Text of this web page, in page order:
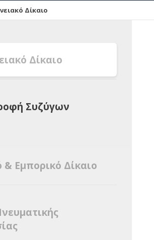
Δίκαιο
Δίκαιο
Συζύγων
& Εμπορικό Δίκαιο